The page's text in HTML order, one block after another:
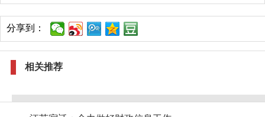
分享到：
相关推荐